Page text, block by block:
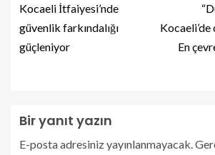
Kocaeli İtfaiyesi’nde
güvenlik farkındalığı
güçleniyor
En
Bir yanıt yazın
E-posta adresiniz yayınlanmayacak.